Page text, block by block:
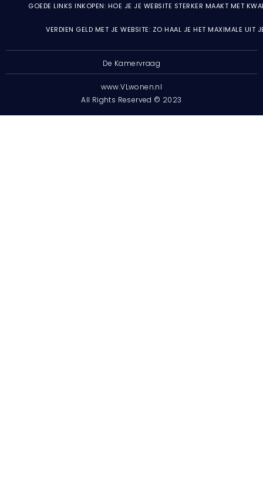
GOEDE LINKS INKOPEN: HOE JE JE WEBSITE STERKER MAAKT MET
VERDIEN GELD MET JE WEBSITE: ZO HAAL JE HET MAXIMALE UIT
De Kamervraag
www.VLwonen.nl
All Rights Reserved © 2023